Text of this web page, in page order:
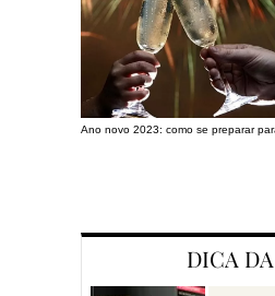
Ano novo 2023: como se preparar
DICA